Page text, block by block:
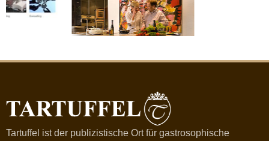
Tartuffel ist der publizistische Ort für gastrosophische